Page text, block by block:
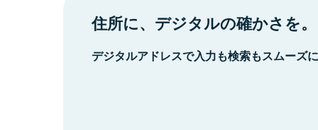
住所に、デジタルの確かさを。
デジタルアドレスで入力も検索もスムーズ